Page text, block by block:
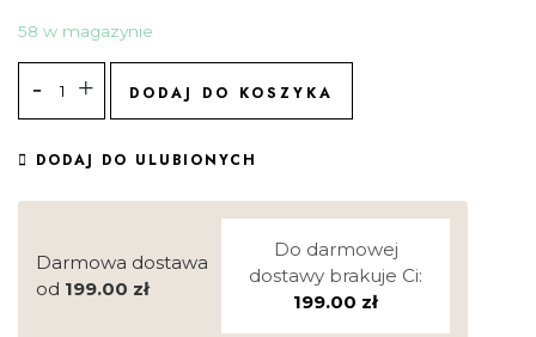
58 w magazynie
DODAJ DO KOSZYKA
DODAJ DO ULUBIONYCH
Darmowa dostawa
od 199.00 zł
Do darmowej
dostawy brakuje Ci:
199.00 zł